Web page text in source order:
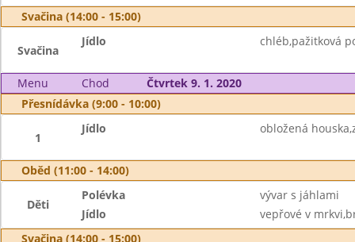
Svačina (14:00 - 15:00)
Svačina
Jídlo chléb,pažitková
Menu Chod
Čtvrtek 9. 1. 2020
Přesnídávka (9:00 - 10:00)
1
Jídlo obložená
Oběd (11:00 - 14:00)
Děti
Polévka
vývar s jáhlami
Jídlo
vepřové v
Svačina (14:00 - 15:00)